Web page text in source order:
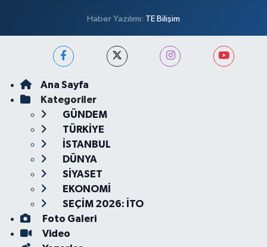
Haber Yazılımı: TE Bilişim
Ana Sayfa
Kategoriler
GÜNDEM
TÜRKİYE
İSTANBUL
DÜNYA
SİYASET
EKONOMİ
SEÇİM 2026: İTO
Foto Galeri
Video